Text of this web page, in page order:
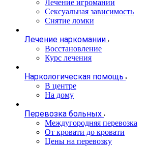
Лечение игромании
Сексуальная зависимость
Снятие ломки
Лечение наркомании
Восстановление
Курс лечения
Наркологическая помощь
В центре
На дому
Перевозка больных
Междугородняя перевозка
От кровати до кровати
Цены на перевозку